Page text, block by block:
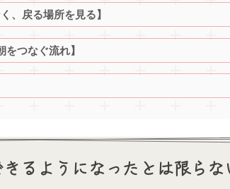
、戻る場所を見る】
をつなぐ流れ】
るようになったとは限らな